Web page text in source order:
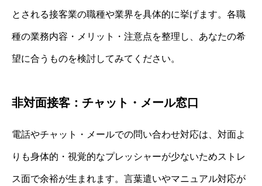
とされる接客業の職種や業界を具体的に挙げます。各職
種の業務内容・メリット・注意点を整理し、あなたの希
望に合うものを検討してみてください。
非対面接客：チャット・メール窓口
電話やチャット・メールでの問い合わせ対応は、対面よ
りも身体的・視覚的なプレッシャーが少ないためストレ
ス面で余裕が生まれます。言葉遣いやマニュアル対応が